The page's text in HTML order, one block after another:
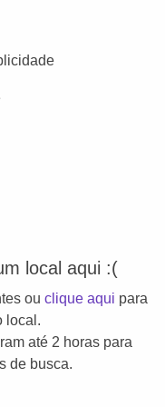
local aqui :(
ou clique aqui para
local.
até 2 horas para
de busca.